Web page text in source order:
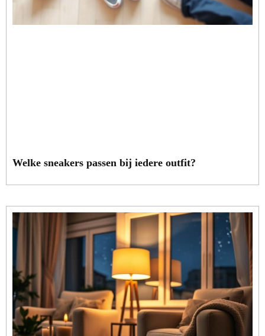
Welke sneakers passen bij iedere outfit?